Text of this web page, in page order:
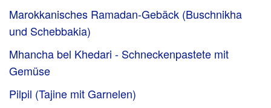
Marokkanisches Ramadan-Gebäck (Buschnikha
und Schebbakia)
Mhancha bel Khedari - Schneckenpastete mit
Gemüse
Pilpil (Tajine mit Garnelen)